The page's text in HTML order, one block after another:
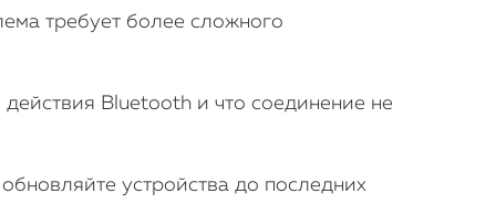
требует более сложного
действия Bluetooth и что соединение не
устройства до последних